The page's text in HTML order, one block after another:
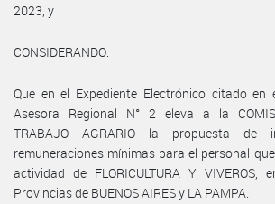
2023, y
CONSIDERANDO:
Que en el Expediente Electrónico citado en
Asesora Regional N° 2 eleva a la
TRABAJO AGRARIO la propuesta de
remuneraciones mínimas para el personal
actividad de FLORICULTURA Y
Provincias de BUENOS AIRES y LA PAMPA.